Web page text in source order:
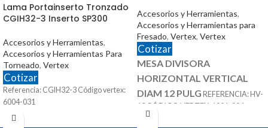
Lama Portainserto Tronzado
CGIH32-3 Inserto SP300
Accesorios y Herramientas,
Accesorios y Herramientas Para
Torneado, Vertex
Cotizar
Referencia: CGIH32-3 Código vertex:
6004-031
Accesorios y Herramientas,
Accesorios y Herramientas para
Fresado, Vertex, Vertex
Cotizar
MESA DIVISORA
HORIZONTAL VERTICAL
DIAM 12 PULG REFERENCIA: HV-
12 CÓDIGO VERTEX: 1001-004